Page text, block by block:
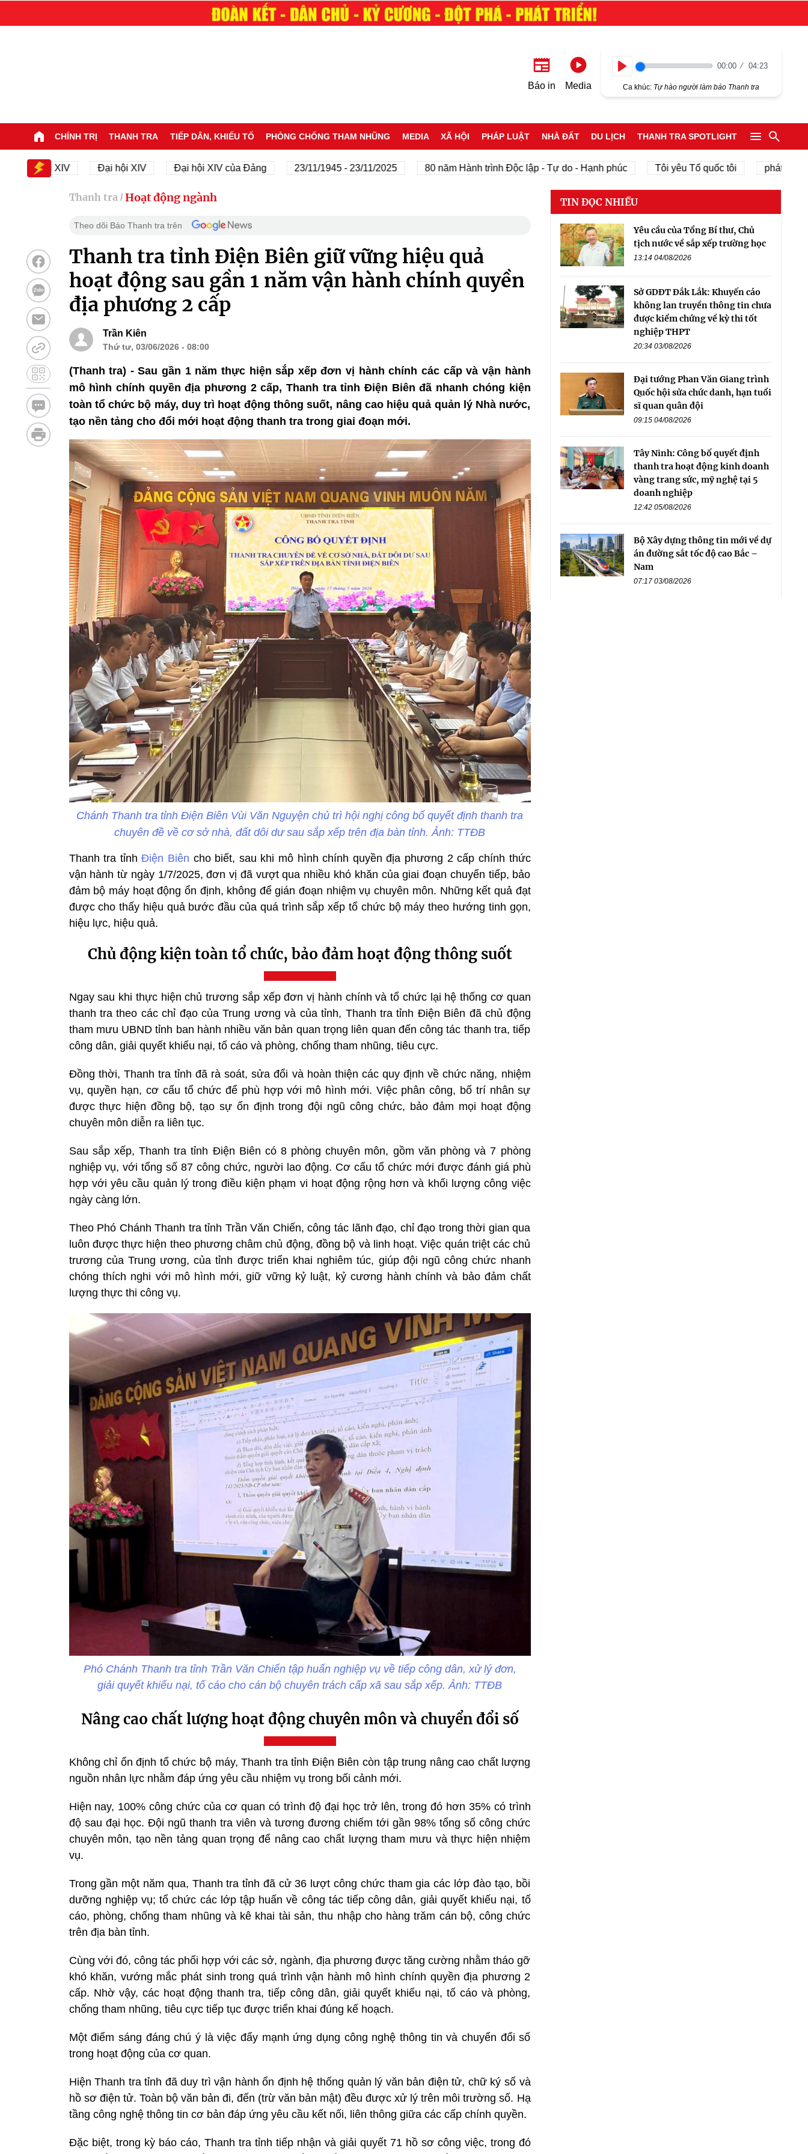
Báo in Media
00:00 04:23
Ca khúc: Tự hào người làm báo Thanh tra
CHÍNH TRỊ THANH TRA TIẾP DÂN, KHIẾU TỐ PHÒNG CHỐNG THAM NHŨNG MEDIA XÃ HỘI PHÁP LUẬT NHÀ ĐẤT DU LỊCH THANH TRA SPOTLIGHT
hội XIV Đại hội XIV Đại hội XIV của Đảng 23/11/1945 - 23/11/2025 80 năm Hành trình Độc lập - Tự do - Hạnh phúc Tôi yêu Tổ quốc tôi phát triển kinh
Thanh tra / Hoạt động ngành
Theo dõi Báo Thanh tra trên
Thanh tra tỉnh Điện Biên giữ vững hiệu quả
hoạt động sau gần 1 năm vận hành chính quyền
địa phương 2 cấp
Trần Kiên
Thứ tư, 03/06/2026 - 08:00
(Thanh tra) - Sau gần 1 năm thực hiện sắp xếp đơn vị hành chính các cấp và vận hành
mô hình chính quyền địa phương 2 cấp, Thanh tra tỉnh Điện Biên đã nhanh chóng kiện
toàn tổ chức bộ máy, duy trì hoạt động thông suốt, nâng cao hiệu quả quản lý Nhà nước,
tạo nền tảng cho đổi mới hoạt động thanh tra trong giai đoạn mới.
Chánh Thanh tra tỉnh Điện Biên Vùi Văn Nguyện chủ trì hội nghị công bố quyết định thanh tra
chuyên đề về cơ sở nhà, đất dôi dư sau sắp xếp trên địa bàn tỉnh. Ảnh: TTĐB
Thanh tra tỉnhĐiện Biên cho biết, sau khi mô hình chính quyền địa phương 2 cấp chính thức
vận hành từ ngày 1/7/2025, đơn vị đã vượt qua nhiều khó khăn của giai đoạn chuyển tiếp, bảo
đảm bộ máy hoạt động ổn định, không để gián đoạn nhiệm vụ chuyên môn. Những kết quả đạt
được cho thấy hiệu quả bước đầu của quá trình sắp xếp tổ chức bộ máy theo hướng tinh gọn,
hiệu lực, hiệu quả.
Chủ động kiện toàn tổ chức, bảo đảm hoạt động thông suốt
Ngay sau khi thực hiện chủ trương sắp xếp đơn vị hành chính và tổ chức lại hệ thống cơ quan
thanh tra theo các chỉ đạo của Trung ương và của tỉnh, Thanh tra tỉnh Điện Biên đã chủ động
tham mưu UBND tỉnh ban hành nhiều văn bản quan trọng liên quan đến công tác thanh tra, tiếp
công dân, giải quyết khiếu nại, tố cáo và phòng, chống tham nhũng, tiêu cực.
Đồng thời, Thanh tra tỉnh đã rà soát, sửa đổi và hoàn thiện các quy định về chức năng, nhiệm
vụ, quyền hạn, cơ cấu tổ chức để phù hợp với mô hình mới. Việc phân công, bố trí nhân sự
được thực hiện đồng bộ, tạo sự ổn định trong đội ngũ công chức, bảo đảm mọi hoạt động
chuyên môn diễn ra liên tục.
Sau sắp xếp, Thanh tra tỉnh Điện Biên có 8 phòng chuyên môn, gồm văn phòng và 7 phòng
nghiệp vụ, với tổng số 87 công chức, người lao động. Cơ cấu tổ chức mới được đánh giá phù
hợp với yêu cầu quản lý trong điều kiện phạm vi hoạt động rộng hơn và khối lượng công việc
ngày càng lớn.
Theo Phó Chánh Thanh tra tỉnh Trần Văn Chiến, công tác lãnh đạo, chỉ đạo trong thời gian qua
luôn được thực hiện theo phương châm chủ động, đồng bộ và linh hoạt. Việc quán triệt các chủ
trương của Trung ương, của tỉnh được triển khai nghiêm túc, giúp đội ngũ công chức nhanh
chóng thích nghi với mô hình mới, giữ vững kỷ luật, kỷ cương hành chính và bảo đảm chất
lượng thực thi công vụ.
Phó Chánh Thanh tra tỉnh Trần Văn Chiến tập huấn nghiệp vụ về tiếp công dân, xử lý đơn,
giải quyết khiếu nại, tố cáo cho cán bộ chuyên trách cấp xã sau sắp xếp. Ảnh: TTĐB
Nâng cao chất lượng hoạt động chuyên môn và chuyển đổi số
Không chỉ ổn định tổ chức bộ máy, Thanh tra tỉnh Điện Biên còn tập trung nâng cao chất lượng
nguồn nhân lực nhằm đáp ứng yêu cầu nhiệm vụ trong bối cảnh mới.
Hiện nay, 100% công chức của cơ quan có trình độ đại học trở lên, trong đó hơn 35% có trình
độ sau đại học. Đội ngũ thanh tra viên và tương đương chiếm tới gần 98% tổng số công chức
chuyên môn, tạo nền tảng quan trọng để nâng cao chất lượng tham mưu và thực hiện nhiệm
vụ.
Trong gần một năm qua, Thanh tra tỉnh đã cử 36 lượt công chức tham gia các lớp đào tạo, bồi
dưỡng nghiệp vụ; tổ chức các lớp tập huấn về công tác tiếp công dân, giải quyết khiếu nại, tố
cáo, phòng, chống tham nhũng và kê khai tài sản, thu nhập cho hàng trăm cán bộ, công chức
trên địa bàn tỉnh.
Cùng với đó, công tác phối hợp với các sở, ngành, địa phương được tăng cường nhằm tháo gỡ
khó khăn, vướng mắc phát sinh trong quá trình vận hành mô hình chính quyền địa phương 2
cấp. Nhờ vậy, các hoạt động thanh tra, tiếp công dân, giải quyết khiếu nại, tố cáo và phòng,
chống tham nhũng, tiêu cực tiếp tục được triển khai đúng kế hoạch.
Một điểm sáng đáng chú ý là việc đẩy mạnh ứng dụng công nghệ thông tin và chuyển đổi số
trong hoạt động của cơ quan.
Hiện Thanh tra tỉnh đã duy trì vận hành ổn định hệ thống quản lý văn bản điện tử, chữ ký số và
hồ sơ điện tử. Toàn bộ văn bản đi, đến (trừ văn bản mật) đều được xử lý trên môi trường số. Hạ
tầng công nghệ thông tin cơ bản đáp ứng yêu cầu kết nối, liên thông giữa các cấp chính quyền.
Đặc biệt, trong kỳ báo cáo, Thanh tra tỉnh tiếp nhận và giải quyết 71 hồ sơ công việc, trong đó
TIN ĐỌC NHIỀU
Yêu cầu của Tổng Bí thư, Chủ
tịch nước về sắp xếp trường học
13:14 04/08/2026
Sở GDĐT Đắk Lắk: Khuyến cáo
không lan truyền thông tin chưa
được kiểm chứng về kỳ thi tốt
nghiệp THPT
20:34 03/08/2026
Đại tướng Phan Văn Giang trình
Quốc hội sửa chức danh, hạn tuổi
sĩ quan quân đội
09:15 04/08/2026
Tây Ninh: Công bố quyết định
thanh tra hoạt động kinh doanh
vàng trang sức, mỹ nghệ tại 5
doanh nghiệp
12:42 05/08/2026
Bộ Xây dựng thông tin mới về dự
án đường sắt tốc độ cao Bắc –
Nam
07:17 03/08/2026